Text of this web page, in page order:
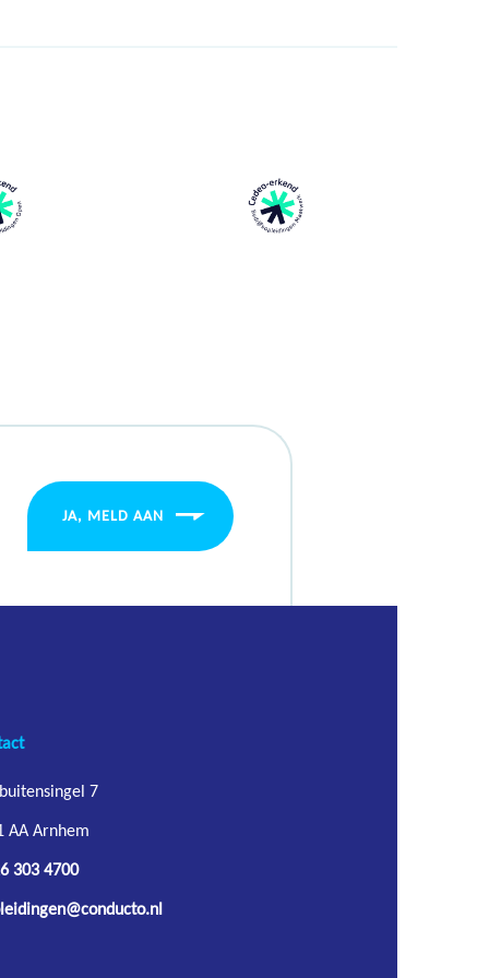
JA, MELD AAN
7
AA Arnhem
303 4700